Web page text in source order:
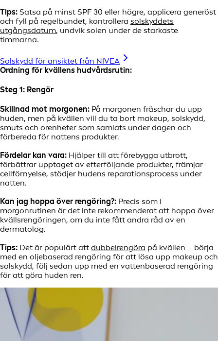
Tips: Satsa på minst SPF 30 eller högre, applicera generöst
och fyll på regelbundet, kontrollera solskyddets
utgångsdatum, undvik solen under de starkaste
timmarna.
Solskydd för ansiktet från NIVEA
Ordning för kvällens hudvårdsrutin:
Steg 1: Rengör
Skillnad mot morgonen: På morgonen fräschar du upp
huden, men på kvällen vill du ta bort makeup, solskydd,
smuts och orenheter som samlats under dagen och
förbereda för nattens produkter.
Fördelar kan vara: Hjälper till att förebygga utbrott,
förbättrar upptaget av efterföljande produkter, främjar
cellförnyelse, stödjer hudens reparationsprocess under
natten.
Kan jag hoppa över rengöring?: Precis som i
morgonrutinen är det inte rekommenderat att hoppa över
kvällsrengöringen, om du inte fått andra råd av en
dermatolog.
Tips: Det är populärt att dubbelrengöra på kvällen – börja
med en oljebaserad rengöring för att lösa upp makeup och
solskydd, följ sedan upp med en vattenbaserad rengöring
för att göra huden ren.